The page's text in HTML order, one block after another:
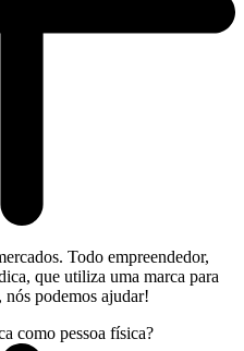
Todo empreendedor,
que utiliza uma marca para
podemos ajudar!
como pessoa física?